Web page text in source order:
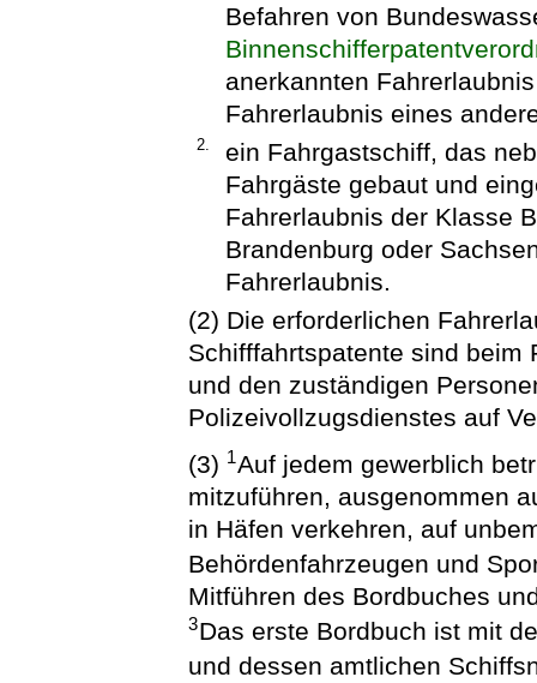
Befahren von
anerkannten
Fahrerlaubnis eines
2.
ein Fahrgastschiff, das
Fahrgäste gebaut und
Fahrerlaubnis der Klasse
Brandenburg oder
Fahrerlaubnis.
(2) Die erforderlichen
Schifffahrtspatente sind beim
und den zuständigen
Polizeivollzugsdienstes auf
(3) 1Auf jedem gewerblich
mitzuführen, ausgenommen
in Häfen verkehren, auf
Behördenfahrzeugen und
Mitführen des Bordbuches
3Das erste Bordbuch ist mit
und dessen amtlichen